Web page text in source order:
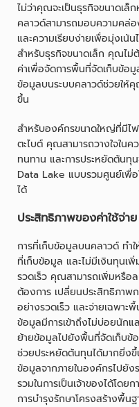
ไม่ว่าคุณจะเป็นธุรกิจขนาดเ
คลาวด์สามารถมอบความคล่
และความเรียบง่ายเพื่อมุ่งเ
สำหรับธุรกิจขนาดเล็ก คุณไ
ค่าเพื่อจัดการพื้นที่จัดเก็บข้อ
ข้อมูลบนระบบคลาวด์ช่วยให้คุ
ขึ้น
สำหรับองค์กรขนาดใหญ่ที่มีไ
ตะไบต์ คุณสามารถวางใจในค
ทนทาน และการประหยัดต้นทุ
Data Lake แบบรวมศูนย์เพื่
ได้
ประสิทธิภาพของค่าใช้จ่าย
การที่เก็บข้อมูลบนคลาวด์ ทำ
ที่เก็บข้อมูล และไม่มีเงินทุนเ
รวดเร็ว คุณสามารถเพิ่มหรือ
ต้องการ เปลี่ยนประสิทธิภาพ
อย่างรวดเร็ว และจ่ายเฉพาะ
ข้อมูลมีการเข้าถึงไม่บ่อยนักแ
ย้ายข้อมูลไปยังพื้นที่จัดเก็บข้
ช่วยประหยัดต้นทุนได้มากยิ่งขึ้
ข้อมูลจากภายในองค์กรไปยั
รวมในการเป็นเจ้าของได้โดย
การบำรุงรักษาโครงสร้างพื้น